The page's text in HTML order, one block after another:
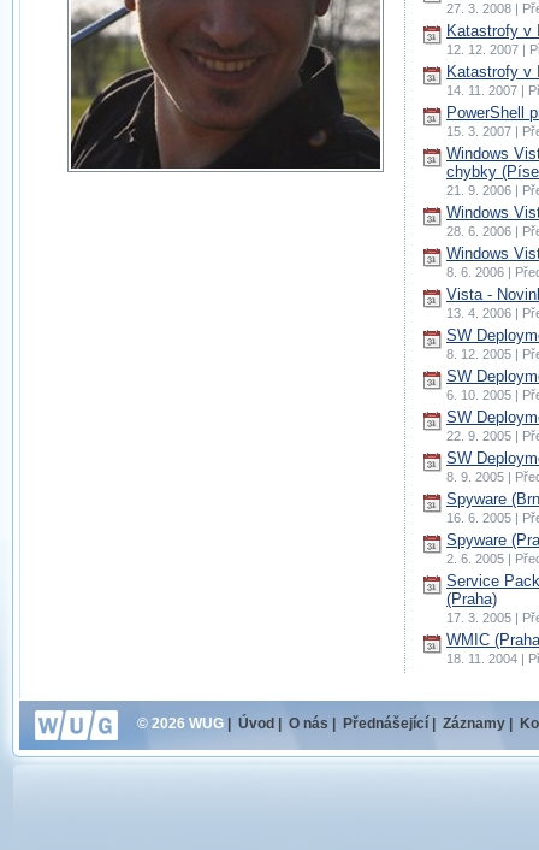
27. 3. 2008 |
Katastrofy v
12. 12. 2007 |
Katastrofy v
14. 11. 2007 |
PowerShell
15. 3. 2007 |
Windows
chybky
21. 9. 2006 |
Windows
28. 6. 2006 |
Windows
8. 6. 2006 |
Vista -
13. 4. 2006 |
SW
8. 12. 2005 |
SW
6. 10. 2005 |
SW
22. 9. 2005 |
SW
8. 9. 2005 |
Spyware
16. 6. 2005 |
Spyware
2. 6. 2005 |
Service
(Praha)
17. 3. 2005 |
WMIC
18. 11. 2004 |
© 2026 WUG Úvod O nás Přednášející Záznamy